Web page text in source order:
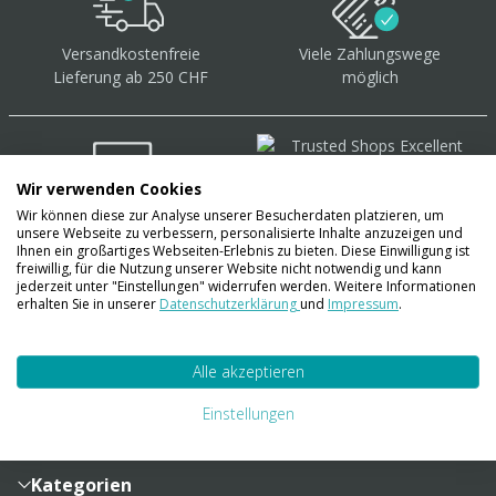
Versandkostenfreie
Lieferung ab 250 CHF
Viele Zahlungswege
möglich
Über 40.000 Artikel auf
Lager
Sendungsverfolgung
Zahlung und Versand
Lieferinformationen
Kategorien
Wir verwenden Cookies
Wir können diese zur Analyse unserer Besucherdaten platzieren, um
unsere Webseite zu verbessern, personalisierte Inhalte anzuzeigen und
Ihnen ein großartiges Webseiten-Erlebnis zu bieten. Diese Einwilligung ist
freiwillig, für die Nutzung unserer Website nicht notwendig und kann
jederzeit unter "Einstellungen" widerrufen werden. Weitere Informationen
erhalten Sie in unserer Datenschutzerklärungund Impressum.
Alle akzeptieren
Einstellungen